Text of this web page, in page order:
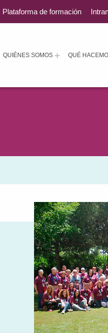
QUIÉNES SOMOS QUÉ
Plataforma de formación